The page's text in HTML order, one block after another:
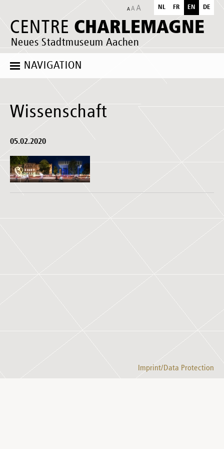
CENTRE CHARLEMAGNE
Neues Stadtmuseum Aachen
NL FR EN DE
NAVIGATION
Wissenschaft
05.02.2020
Imprint/Data Protection